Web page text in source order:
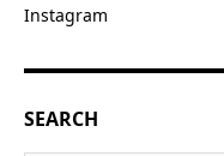
Instagram
SEARCH